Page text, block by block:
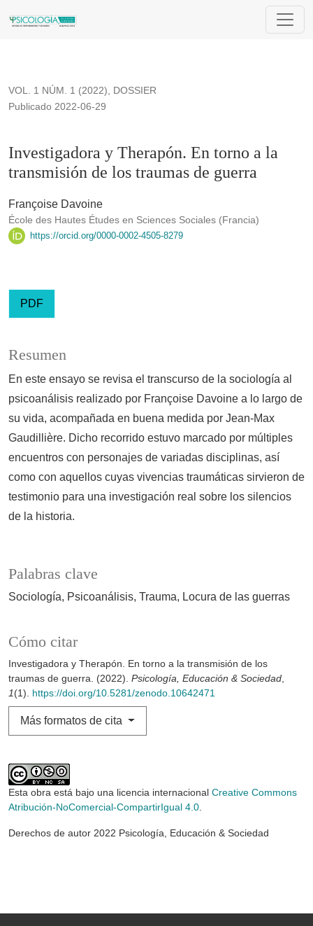
Investigadora y Therapón. En torno a la transmisión de los
VOL. 1 NÚM. 1 (2022), DOSSIER
Investigadora y Therapón. En torno a la
transmisión de los traumas de guerra
Publicado 2022-06-29
Françoise Davoine
École des Hautes Études en Sciences Sociales (Francia)
https://orcid.org/0000-0002-4505-8279
PDF
Palabras clave
Sociología Psicoanálisis Trauma Locura de las guerras
Cómo citar
Investigadora y Therapón. En torno a la transmisión de los
traumas de guerra. (2022). Psicología, Educación & Sociedad,
1(1). https://doi.org/10.5281/zenodo.10642471
Más formatos de cita
Resumen
En este ensayo se revisa el transcurso de la sociología al
psicoanálisis realizado por Françoise Davoine a lo largo de
su vida, acompañada en buena medida por Jean-Max
Gaudillière. Dicho recorrido estuvo marcado por múltiples
encuentros con personajes de variadas disciplinas, así
como con aquellos cuyas vivencias traumáticas sirvieron de
testimonio para una investigación real sobre los silencios
de la historia.
Esta obra está bajo una licencia internacional Creative Commons
Atribución-NoComercial-CompartirIgual 4.0.
Derechos de autor 2022 Psicología, Educación & Sociedad